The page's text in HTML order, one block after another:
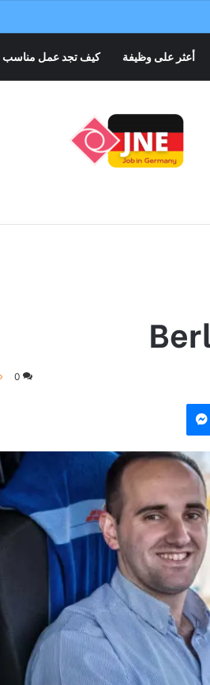
أعثر على وظيفة كيف تجد عمل مناسب
0